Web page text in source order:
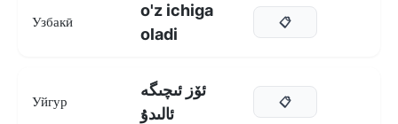
Узбакӣ
o'z ichiga
oladi
📋
Уйгур
ئۆز ئىچىگە
ئالىدۇ
📋